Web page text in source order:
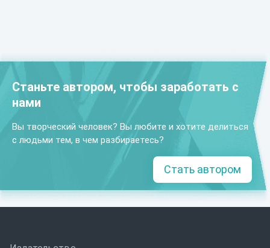
Станьте автором, чтобы заработать с
нами
Вы творческий человек? Вы любите и хотите делиться
с людьми тем, в чем разбираетесь?
Стать автором